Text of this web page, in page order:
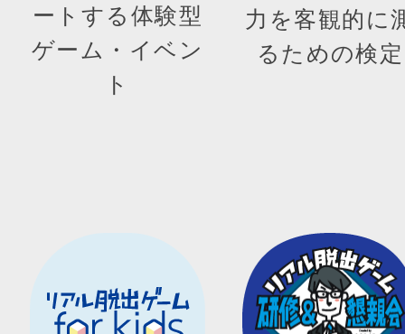
ートする体験型
ゲーム・イベン
ト
力を客観的に
るための検定